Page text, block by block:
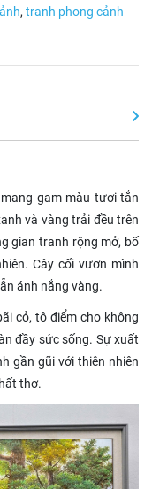
, tranh phong cảnh
gam màu tươi tắn
và vàng trải đều trên
gian tranh rộng mở, bố
Cây cối vươn mình
ánh nắng vàng.
cỏ, tô điểm cho không
đầy sức sống. Sự xuất
gần gũi với thiên nhiên
thơ.